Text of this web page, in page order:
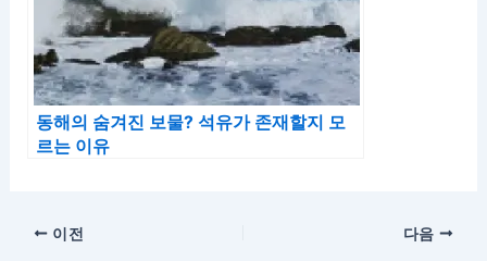
동해의 숨겨진 보물? 석유가 존재할지 모
르는 이유
이전 다음